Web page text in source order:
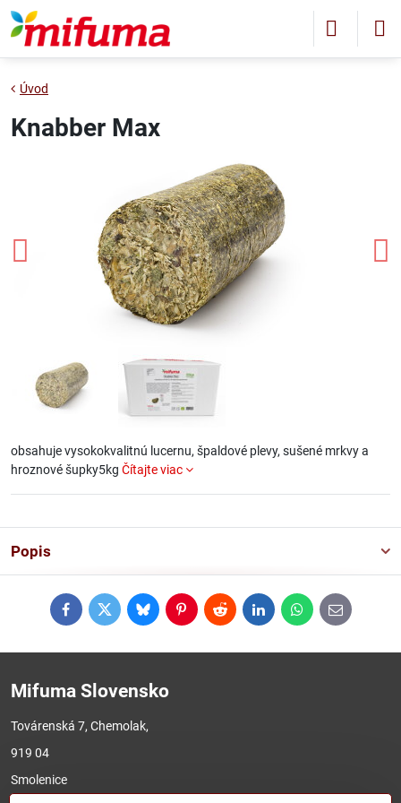
Úvod
Knabber Max
obsahuje vysokokvalitnú lucernu, špaldové plevy, sušené mrkvy a
hroznové šupky5kg Čítajte viac
Popis
FacebookTwitterBlueskyPinterestRedditLinkedInWhatsApp
E-
mail
Mifuma Slovensko
Továrenská 7, Chemolak,
919 04
Smolenice